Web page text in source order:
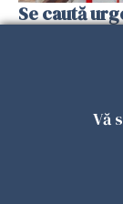
Se caută
Vă